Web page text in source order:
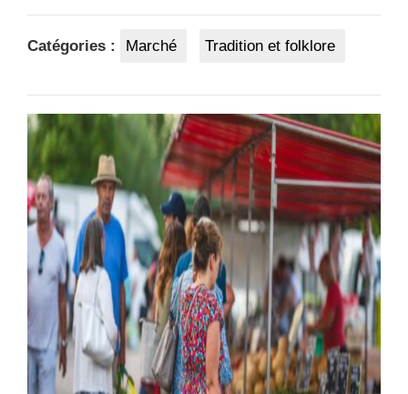
Catégories : Marché Tradition et folklore